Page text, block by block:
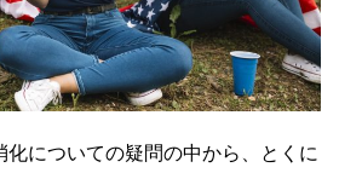
化についての疑問の中から、とくに